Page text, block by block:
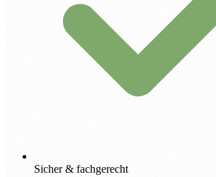
Sicher & fachgerecht